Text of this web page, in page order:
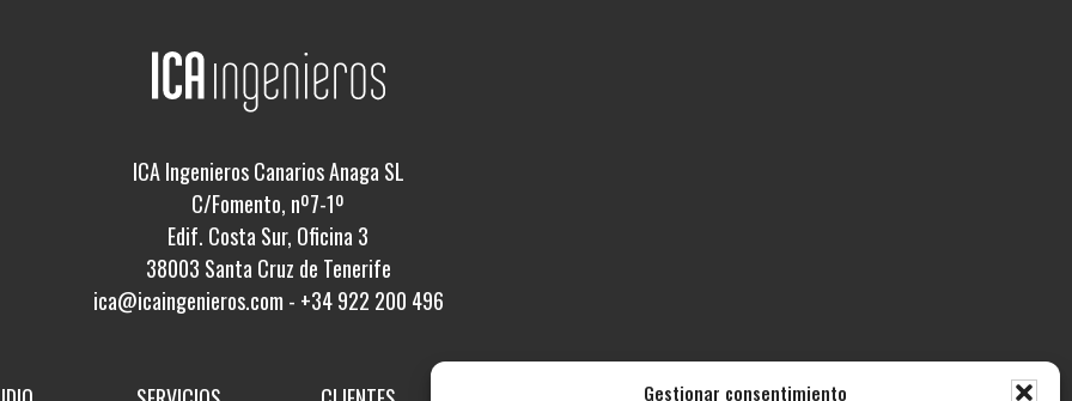
Gestionar consentimiento
ICA Ingenieros Canarios Anaga SL
C/Fomento, nº7-1º
Edif. Costa Sur, Oficina 3
38003 Santa Cruz de Tenerife
ica@icaingenieros.com - +34 922 200 496